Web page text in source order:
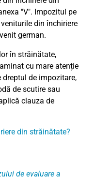
"V". Impozitul pe
din închiriere
german.
în străinătate,
cu mare atenție
dreptul de impozitare,
de scutire sau
clauza de
din străinătate?
de evaluare a